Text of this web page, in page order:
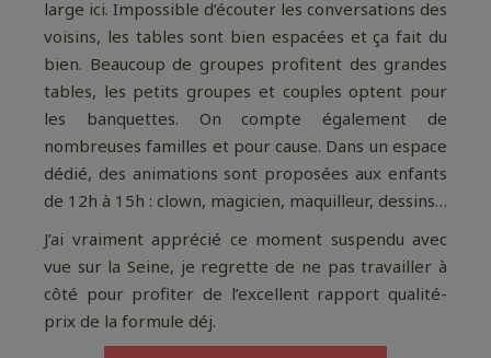
large ici. Impossible d’écouter les conversations des
voisins, les tables sont bien espacées et ça fait du
bien. Beaucoup de groupes profitent des grandes
tables, les petits groupes et couples optent pour
les banquettes. On compte également de
nombreuses familles et pour cause. Dans un espace
dédié, des animations sont proposées aux enfants
de 12h à 15h : clown, magicien, maquilleur, dessins…
J’ai vraiment apprécié ce moment suspendu avec
vue sur la Seine, je regrette de ne pas travailler à
côté pour profiter de l’excellent rapport qualité-
prix de la formule déj.